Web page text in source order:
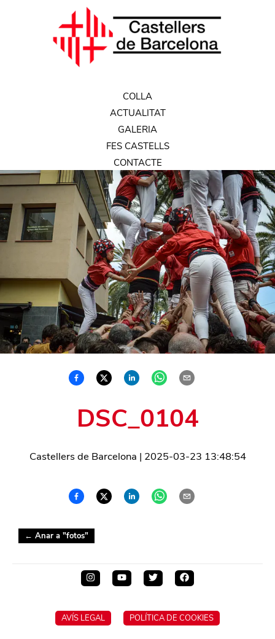
COLLA
ACTUALITAT
GALERIA
FES CASTELLS
CONTACTE
DSC_0104
Castellers de Barcelona | 2025-03-23 13:48:54
← Anar a "fotos"
AVÍS LEGAL POLÍTICA DE COOKIES